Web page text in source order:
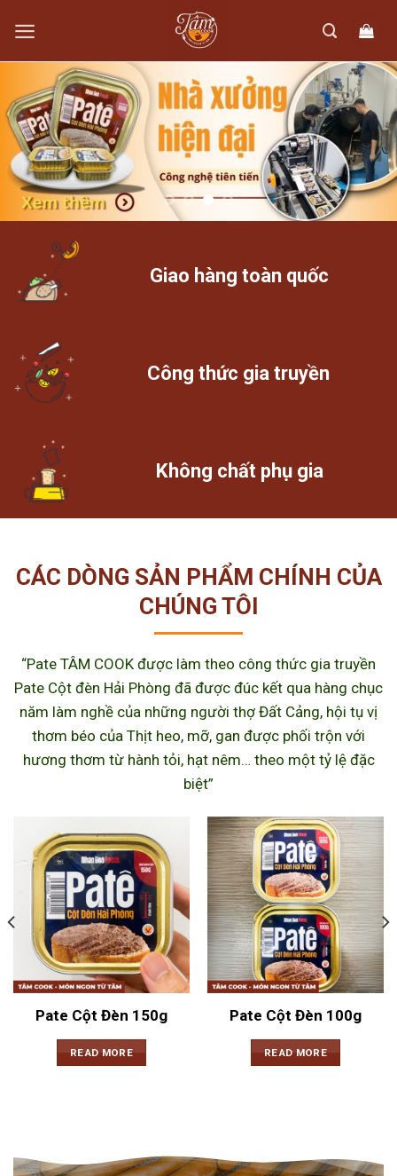
content
Giao hàng toàn quốc
Công thức gia truyền
Không chất phụ gia
CÁC DÒNG SẢN PHẨM CHÍNH CỦA
CHÚNG TÔI
“Pate TÂM COOK được làm theo công thức gia truyền
Pate Cột đèn Hải Phòng đã được đúc kết qua hàng chục
năm làm nghề của những người thợ Đất Cảng, hội tụ vị
thơm béo của Thịt heo, mỡ, gan được phối trộn với
hương thơm từ hành tỏi, hạt nêm… theo một tỷ lệ đặc
biệt”
Pate Cột Đèn 150g
READ MORE
Pate Cột Đèn 100g
READ MORE